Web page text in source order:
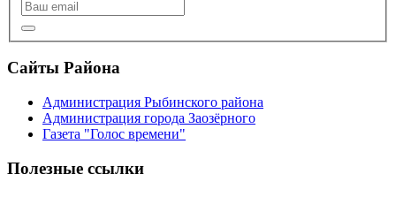
Сайты Района
Администрация Рыбинского района
Администрация города Заозёрного
Газета "Голос времени"
Полезные ссылки